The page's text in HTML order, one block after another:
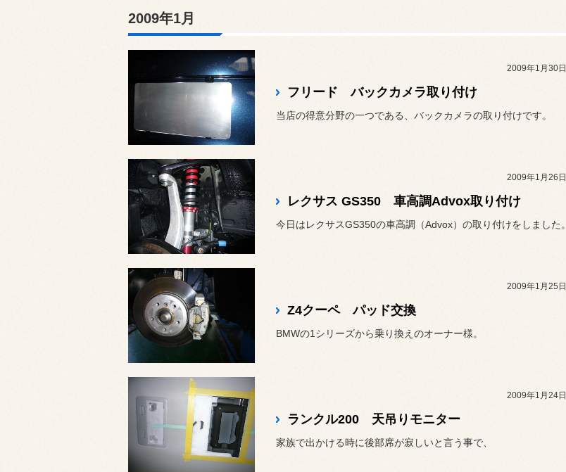
2009年1月
2009年1月30日
フリード バックカメラ取り付け
当店の得意分野の一つである、バックカメラの取り付けです。
2009年1月26日
レクサス GS350 車高調Advox取り付け
今日はレクサスGS350の車高調（Advox）の取り付けをしました。
2009年1月25日
Z4クーペ パッド交換
BMWの1シリーズから乗り換えのオーナー様。
2009年1月24日
ランクル200 天吊りモニター
家族で出かける時に後部席が寂しいと言う事で、